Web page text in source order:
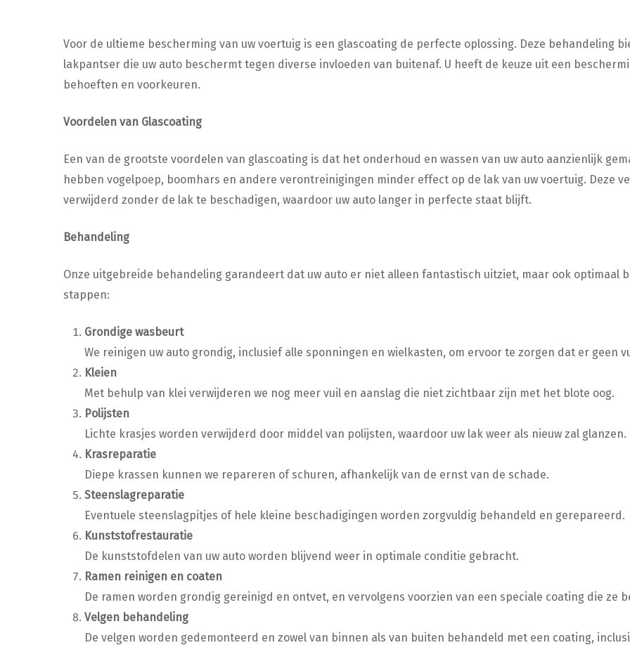
Voor de ultieme bescherming van uw voertuig is een glascoating de perfecte oplossing. Deze behandeling
lakpantser die uw auto beschermt tegen diverse invloeden van buitenaf. U heeft de keuze uit een
behoeften en voorkeuren.
Voordelen van Glascoating
Een van de grootste voordelen van glascoating is dat het onderhoud en wassen van uw auto aanzienlijk
hebben vogelpoep, boomhars en andere verontreinigingen minder effect op de lak van uw voertuig. Deze
verwijderd zonder de lak te beschadigen, waardoor uw auto langer in perfecte staat blijft.
Behandeling
Onze uitgebreide behandeling garandeert dat uw auto er niet alleen fantastisch uitziet, maar ook optimaal
stappen:
Grondige wasbeurt
We reinigen uw auto grondig, inclusief alle sponningen en wielkasten, om ervoor te zorgen dat er geen
Kleien
Met behulp van klei verwijderen we nog meer vuil en aanslag die niet zichtbaar zijn met het blote oog.
Polijsten
Lichte krasjes worden verwijderd door middel van polijsten, waardoor uw lak weer als nieuw zal glanzen.
Krasreparatie
Diepe krassen kunnen we repareren of schuren, afhankelijk van de ernst van de schade.
Steenslagreparatie
Eventuele steenslagpitjes of hele kleine beschadigingen worden zorgvuldig behandeld en gerepareerd.
Kunststofrestauratie
De kunststofdelen van uw auto worden blijvend weer in optimale conditie gebracht.
Ramen reinigen en coaten
De ramen worden grondig gereinigd en ontvet, en vervolgens voorzien van een speciale coating die ze
Velgen behandeling
De velgen worden gedemonteerd en zowel van binnen als van buiten behandeld met een coating,